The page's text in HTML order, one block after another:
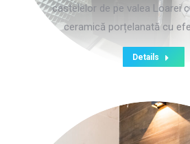
castelelor de pe valea Loarei
ceramică porțelanată cu
Details